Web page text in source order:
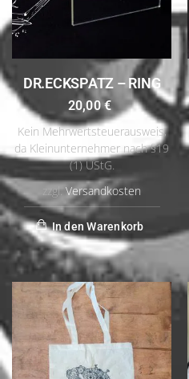
DR.ECKSPATZ – RING
20,00€
Kein Mehrwertsteuerausweis,
da Kleinunternehmer nach §19
(1) UStG.
zzgl. Versandkosten
In den Warenkorb